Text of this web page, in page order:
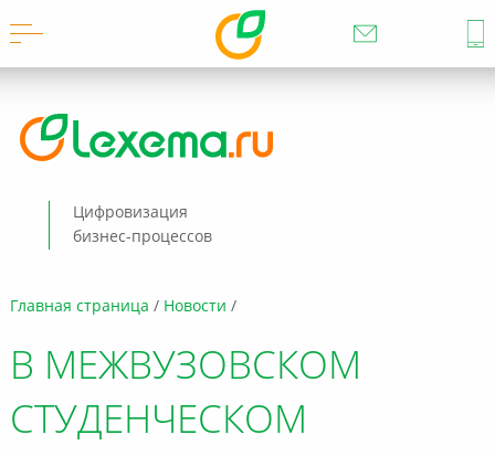
Главная страница Новости
В МЕЖВУЗОВСКОМ
СТУДЕНЧЕСКОМ
Цифровизация
бизнес-процессов